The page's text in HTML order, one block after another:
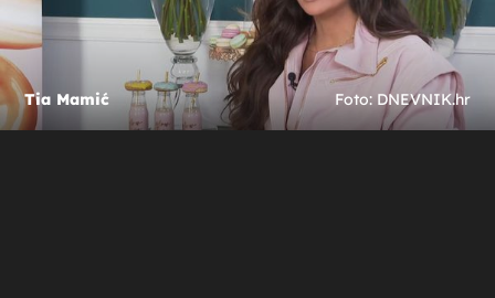
Tia Mamić Foto: DNEVNIK.hr